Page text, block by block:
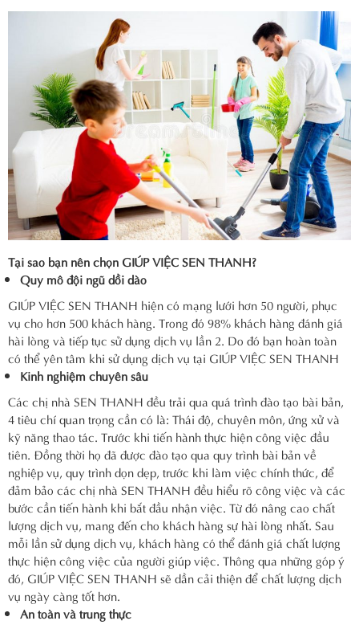
Tại sao bạn nên chọn GIÚP VIỆC SEN THANH?
Quy mô đội ngũ dồi dào
GIÚP VIỆC SEN THANH hiện có mạng lưới hơn 50 người, phục
vụ cho hơn 500 khách hàng. Trong đó 98% khách hàng đánh giá
hài lòng và tiếp tục sử dụng dịch vụ lần 2. Do đó bạn hoàn toàn
có thể yên tâm khi sử dụng dịch vụ tại GIÚP VIỆC SEN THANH
Kinh nghiệm chuyên sâu
Các chị nhà SEN THANH đều trải qua quá trình đào tạo bài bản,
4 tiêu chí quan trọng cần có là: Thái độ, chuyên môn, ứng xử và
kỹ năng thao tác. Trước khi tiến hành thực hiện công việc đầu
tiên. Đồng thời họ đã được đào tạo qua quy trình bài bản về
nghiệp vụ, quy trình dọn dẹp, trước khi làm việc chính thức, để
đảm bảo các chị nhà SEN THANH đều hiểu rõ công việc và các
bước cần tiến hành khi bắt đầu nhận việc. Từ đó nâng cao chất
lượng dịch vụ, mang đến cho khách hàng sự hài lòng nhất. Sau
mỗi lần sử dụng dịch vụ, khách hàng có thể đánh giá chất lượng
thực hiện công việc của người giúp việc. Thông qua những góp ý
đó, GIÚP VIỆC SEN THANH sẽ dần cải thiện để chất lượng dịch
vụ ngày càng tốt hơn.
An toàn và trung thực